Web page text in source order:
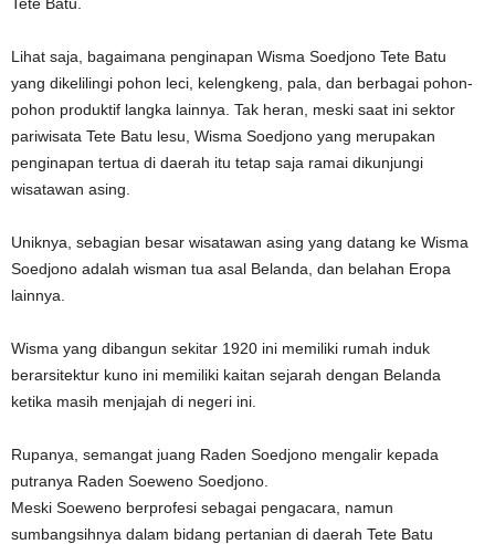
Lihat saja, bagaimana penginapan Wisma Soedjono Tete Batu
yang dikelilingi pohon leci, kelengkeng, pala, dan berbagai pohon-
pohon produktif langka lainnya. Tak heran, meski saat ini sektor
pariwisata Tete Batu lesu, Wisma Soedjono yang merupakan
penginapan tertua di daerah itu tetap saja ramai dikunjungi
wisatawan asing.
Uniknya, sebagian besar wisatawan asing yang datang ke Wisma
Soedjono adalah wisman tua asal Belanda, dan belahan Eropa
lainnya.
Wisma yang dibangun sekitar 1920 ini memiliki rumah induk
berarsitektur kuno ini memiliki kaitan sejarah dengan Belanda
ketika masih menjajah di negeri ini.
Rupanya, semangat juang Raden Soedjono mengalir kepada
putranya Raden Soeweno Soedjono.
Meski Soeweno berprofesi sebagai pengacara, namun
sumbangsihnya dalam bidang pertanian di daerah Tete Batu